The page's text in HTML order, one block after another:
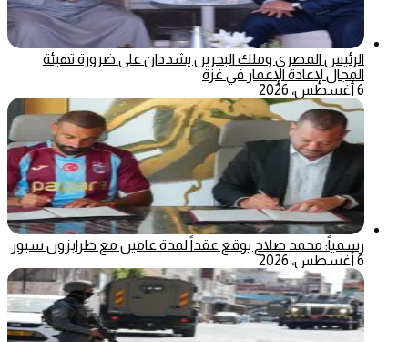
الرئيس المصري وملك البحرين يشددان على ضرورة تهيئة
المجال لإعادة الإعمار في غزة
6 أغسطس، 2026
رسمياً: محمد صلاح يوقع عقداً لمدة عامين مع طرابزون سبور
6 أغسطس، 2026